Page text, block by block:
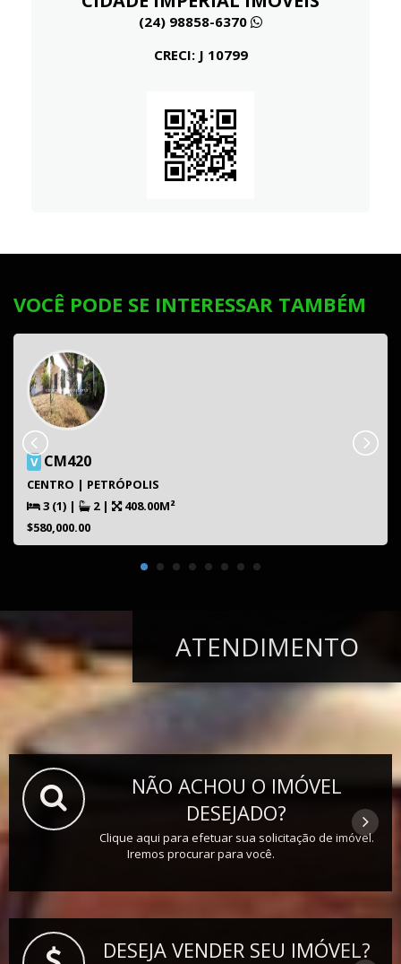
(24) 98858-6370
CRECI: J 10799
VOCÊ PODE SE INTERESSAR TAMBÉM
V CM420
CENTRO | PETRÓPOLIS
3 (1) | 2 |
408.00M²
$580,000.00
ATENDIMENTO
NÃO ACHOU O IMÓVEL
DESEJADO?
Clique aqui para efetuar sua solicitação de imóvel.
Iremos procurar para você.
DESEJA VENDER SEU IMÓVEL?